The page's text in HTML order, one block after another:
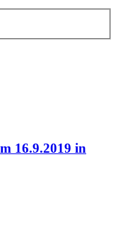
16.9.2019 in